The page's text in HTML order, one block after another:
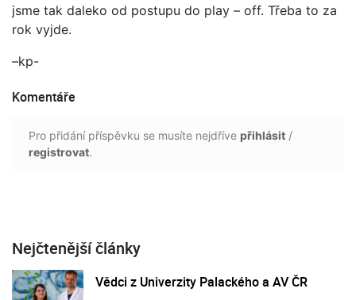
jsme tak daleko od postupu do play – off. Třeba to za
rok vyjde.
–kp-
Komentáře
Pro přidání příspěvku se musíte nejdříve přihlásit /
registrovat.
Nejčtenější články
Vědci z Univerzity Palackého a AV ČR